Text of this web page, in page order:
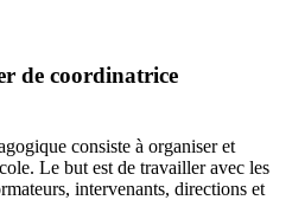
de coordinatrice
consiste à organiser et
Le but est de travailler avec les
intervenants, directions et